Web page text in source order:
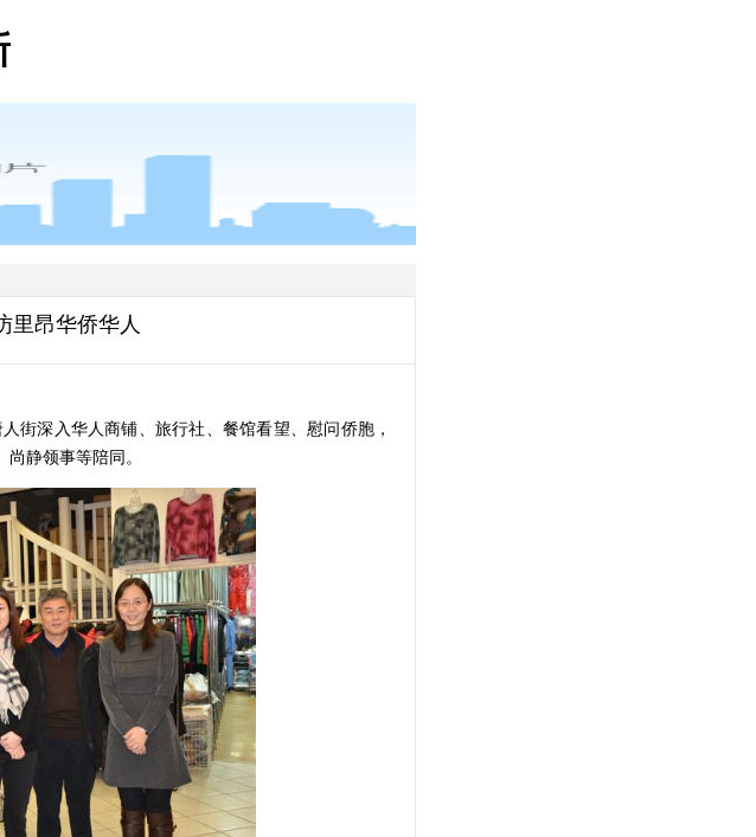
里昂华侨华人
深入华人商铺、旅行社、餐馆看望、慰问侨胞，
静领事等陪同。